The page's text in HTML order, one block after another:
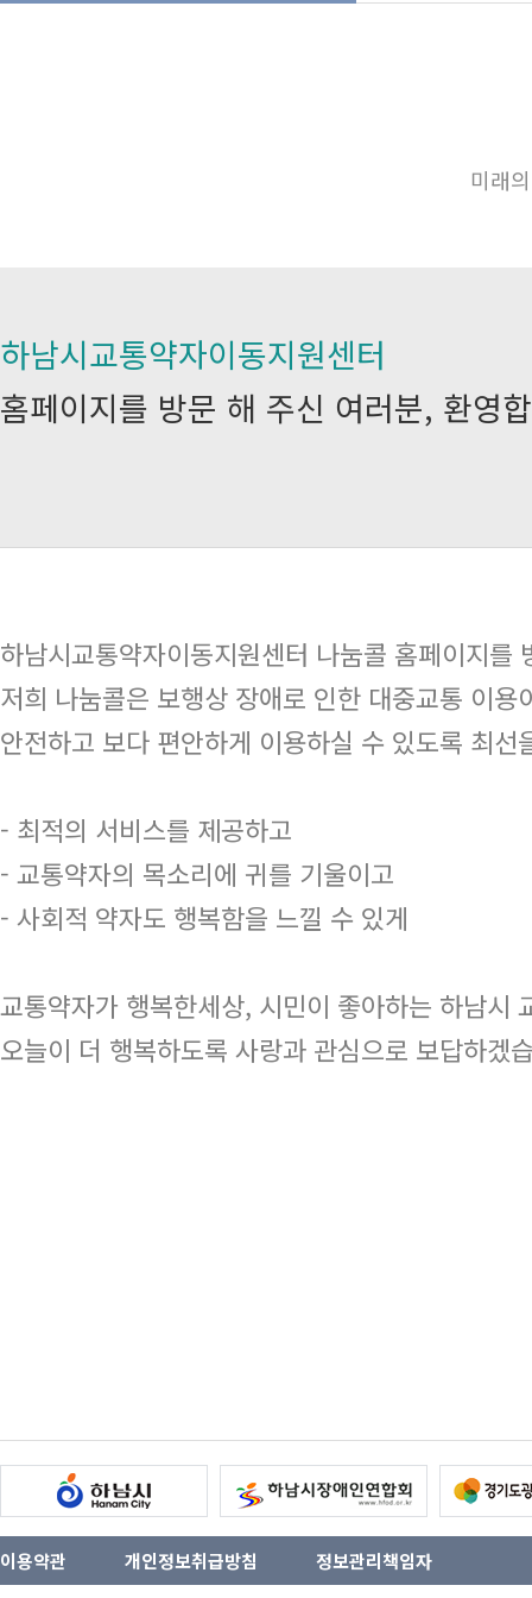
미래
하남시교통약자이동지원센터
홈페이지를 방문 해 주신 여러분, 환영
하남시교통약자이동지원센터 나눔콜 홈페이지를
저희 나눔콜은 보행상 장애로 인한 대중교통 이
안전하고 보다 편안하게 이용하실 수 있도록 최선
- 최적의 서비스를 제공하고
- 교통약자의 목소리에 귀를 기울이고
- 사회적 약자도 행복함을 느낄 수 있게
교통약자가 행복한세상, 시민이 좋아하는 하남시
오늘이 더 행복하도록 사랑과 관심으로 보답하겠
이용약관 개인정보취급방침 정보관리책임자